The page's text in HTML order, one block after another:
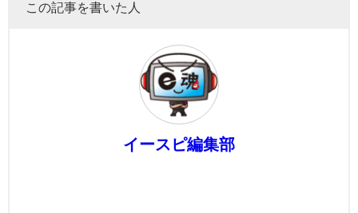
この記事を書いた人
イースピ編集部